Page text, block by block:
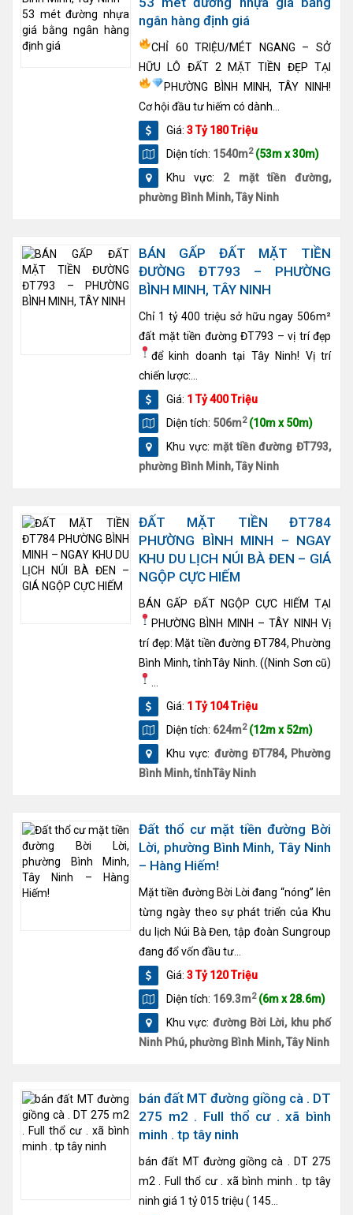
ngân hàng định giá
CHỈ 60 TRIỆU/MÉT NGANG – SỞ
HỮU LÔ ĐẤT 2 MẶT TIỀN ĐẸP TẠI
PHƯỜNG BÌNH MINH, TÂY NINH!
Cơ hội đầu tư hiếm có dành...
Giá: 3 Tỷ 180 Triệu
Diện tích: 1540m2 (53m x 30m)
Khu vực: 2 mặt tiền đường,
phường Bình Minh, Tây Ninh
BÁN GẤP ĐẤT MẶT TIỀN
ĐƯỜNG ĐT793 – PHƯỜNG
BÌNH MINH, TÂY NINH
Chỉ 1 tỷ 400 triệu sở hữu ngay 506m²
đất mặt tiền đường ĐT793 – vị trí đẹp
để kinh doanh tại Tây Ninh! Vị trí
chiến lược:...
Giá: 1 Tỷ 400 Triệu
Diện tích: 506m2 (10m x 50m)
Khu vực: mặt tiền đường ĐT793,
phường Bình Minh, Tây Ninh
ĐẤT MẶT TIỀN ĐT784
PHƯỜNG BÌNH MINH – NGAY
KHU DU LỊCH NÚI BÀ ĐEN – GIÁ
NGỘP CỰC HIẾM
BÁN GẤP ĐẤT NGỘP CỰC HIẾM TẠI
PHƯỜNG BÌNH MINH – TÂY NINH Vị
trí đẹp: Mặt tiền đường ĐT784, Phường
Bình Minh, tỉnhTây Ninh. ((Ninh Sơn cũ)
...
Giá: 1 Tỷ 104 Triệu
Diện tích: 624m2 (12m x 52m)
Khu vực: đường ĐT784, Phường
Bình Minh, tỉnhTây Ninh
Đất thổ cư mặt tiền đường Bời
Lời, phường Bình Minh, Tây Ninh
– Hàng Hiếm!
Mặt tiền đường Bời Lời đang “nóng” lên
từng ngày theo sự phát triển của Khu
du lịch Núi Bà Đen, tập đoàn Sungroup
đang đổ vốn đầu tư...
Giá: 3 Tỷ 120 Triệu
Diện tích: 169.3m2 (6m x 28.6m)
Khu vực: đường Bời Lời, khu phố
Ninh Phú, phường Bình Minh, Tây Ninh
bán đất MT đường giồng cà . DT
275 m2 . Full thổ cư . xã bình
minh . tp tây ninh
bán đất MT đường giồng cà . DT 275
m2 . Full thổ cư . xã bình minh . tp tây
ninh giá 1 tỷ 015 triệu ( 145...